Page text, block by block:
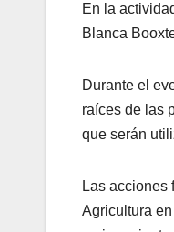
En la
Blanca
Durante el
raíces de las
que serán
Las acciones
Agricultura